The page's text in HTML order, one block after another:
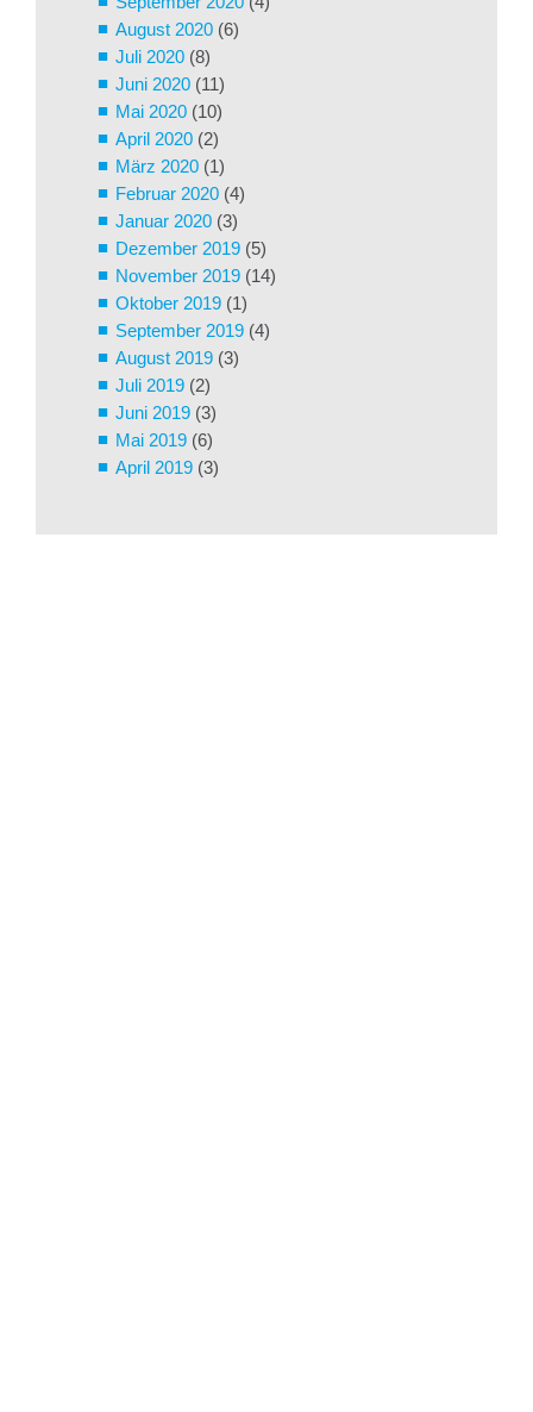
August 2020 (6)
Juli 2020 (8)
Juni 2020 (11)
Mai 2020 (10)
April 2020 (2)
März 2020 (1)
Februar 2020 (4)
Januar 2020 (3)
Dezember 2019 (5)
November 2019 (14)
Oktober 2019 (1)
September 2019 (4)
August 2019 (3)
Juli 2019 (2)
Juni 2019 (3)
Mai 2019 (6)
April 2019 (3)